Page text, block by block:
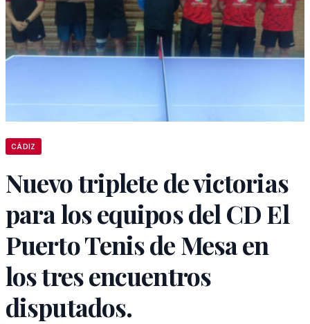
CÁDIZ
Nuevo triplete de victorias
para los equipos del CD El
Puerto Tenis de Mesa en
los tres encuentros
disputados.